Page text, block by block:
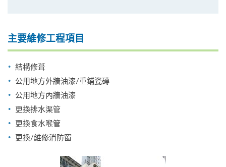
主要維修工程項目
結構修葺
公用地方外牆油漆/重鋪瓷磚
公用地方內牆油漆
更換排水渠管
更換食水喉管
更換/維修消防窗